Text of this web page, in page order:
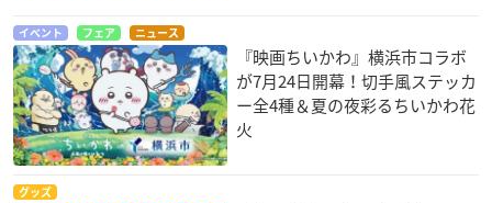
イベント フェア ニュース
『映画ちいかわ』横浜市コラボ
が7月24日開幕！切手風ステッカ
ー全4種＆夏の夜彩るちいかわ花
火
グッズ